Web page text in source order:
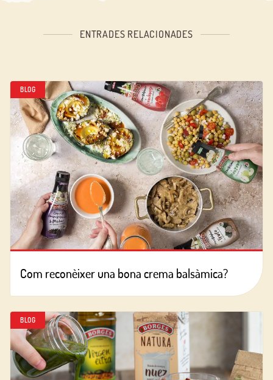
ENTRADES RELACIONADES
BLOG
Com reconèixer una bona crema balsàmica?
BLOG